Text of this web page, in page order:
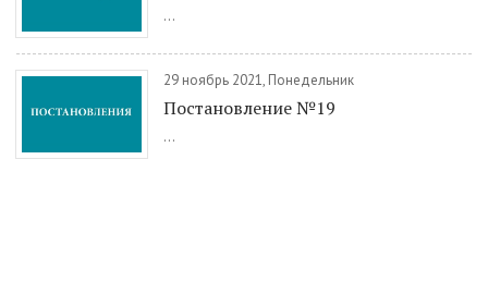
...
29 ноябрь 2021, Понедельник
Постановление №19
...